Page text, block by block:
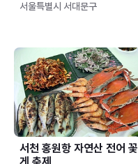
서울특별시 서대문구
서천 홍원항 자연산 전어 꽃